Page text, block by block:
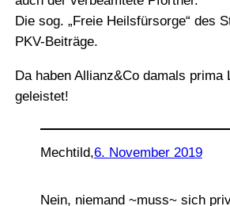
Die sog. „Freie Heilsfürsorge“ des
PKV-Beiträge.
Da haben Allianz&Co damals prima
geleistet!
Mechtild,6. November 2019
Nein, niemand ~muss~ sich